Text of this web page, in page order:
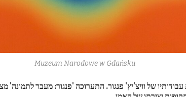
Muzeum Narodowe w Gdańsku